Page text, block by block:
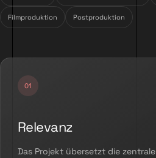
Filmproduktion Postproduktion
Relevanz
Das Projekt übersetzt die zentrale